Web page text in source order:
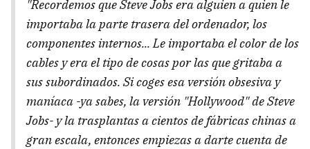
"Recordemos que Steve Jobs era alguien a quien le
importaba la parte trasera del ordenador, los
componentes internos... Le importaba el color de los
cables y era el tipo de cosas por las que gritaba a
sus subordinados. Si coges esa versión obsesiva y
maníaca -ya sabes, la versión "Hollywood" de Steve
Jobs- y la trasplantas a cientos de fábricas chinas a
gran escala, entonces empiezas a darte cuenta de